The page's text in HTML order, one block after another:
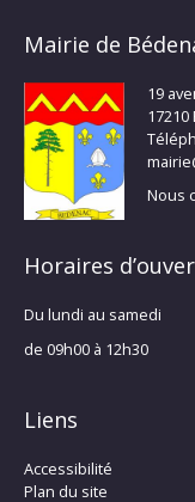
Mairie de
19
Nous
Horaires
Du lundi au samedi
de 09h00 à 12h30
Liens
Accessibilité
Plan du site